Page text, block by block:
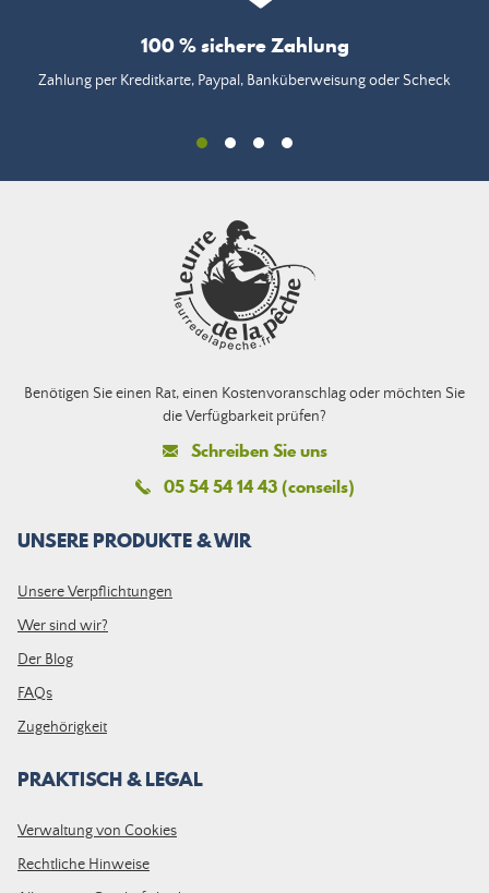
100 % sichere Zahlung
Zahlung per Kreditkarte, Paypal, Banküberweisung oder Scheck
Benötigen Sie einen Rat, einen Kostenvoranschlag oder möchten Sie
die Verfügbarkeit prüfen?
Schreiben Sie uns
05 54 54 14 43 (conseils)
UNSERE PRODUKTE & WIR
Unsere Verpflichtungen
Wer sind wir?
Der Blog
FAQs
Zugehörigkeit
PRAKTISCH & LEGAL
Verwaltung von Cookies
Rechtliche Hinweise